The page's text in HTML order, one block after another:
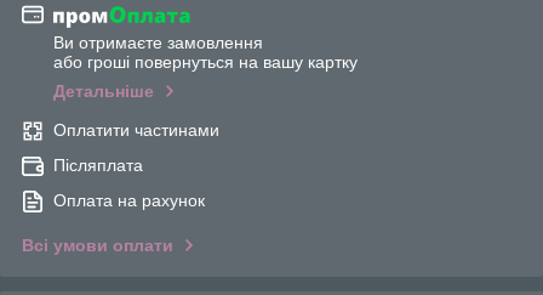
Ви отримаєте замовлення
або гроші повернуться на вашу картку
Детальніше
Оплатити частинами
Післяплата
Оплата на рахунок
Всі умови оплати